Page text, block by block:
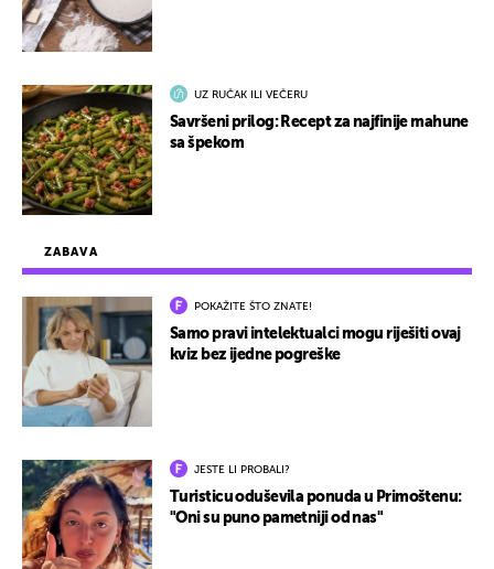
ZABAVA
POKAŽITE ŠTO ZNATE!
Samo pravi intelektualci mogu riješiti ovaj
kviz bez ijedne pogreške
JESTE LI PROBALI?
Turisticu oduševila ponuda u Primoštenu:
"Oni su puno pametniji od nas"
UZ RUČAK ILI VEČERU
Savršeni prilog: Recept za najfinije mahune
sa špekom